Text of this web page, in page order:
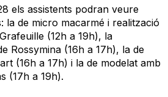
els assistents podran veure
la de micro macarmé i realització
(12h a 19h), la
Rossymina (16h a 17h), la de
(16h a 17h) i la de modelat amb
(17h a 19h).